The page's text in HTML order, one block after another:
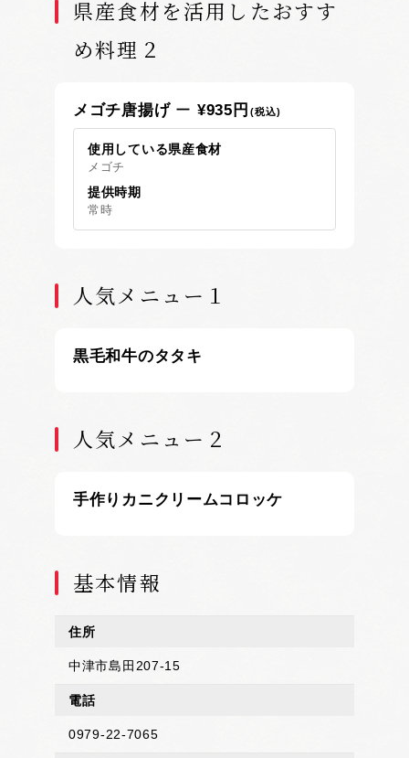
県産食材を活用したおすす
め料理２
メゴチ唐揚げ ¥935円 (税込)
使用している県産食材
メゴチ
提供時期
常時
人気メニュー１
黒毛和牛のタタキ
人気メニュー２
手作りカニクリームコロッケ
基本情報
住所
中津市島田207-15
電話
0979-22-7065